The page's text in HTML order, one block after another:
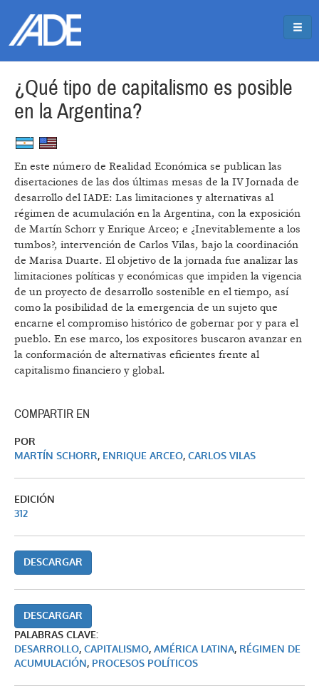
¿Qué tipo de capitalismo es posible
en la Argentina?
En este número de Realidad Económica se publican las
disertaciones de las dos últimas mesas de la IV Jornada de
desarrollo del IADE: Las limitaciones y alternativas al
régimen de acumulación en la Argentina, con la exposición
de Martín Schorr y Enrique Arceo; e ¿Inevitablemente a los
tumbos?, intervención de Carlos Vilas, bajo la coordinación
de Marisa Duarte. El objetivo de la jornada fue analizar las
limitaciones políticas y económicas que impiden la vigencia
de un proyecto de desarrollo sostenible en el tiempo, así
como la posibilidad de la emergencia de un sujeto que
encarne el compromiso histórico de gobernar por y para el
pueblo. En ese marco, los expositores buscaron avanzar en
la conformación de alternativas eficientes frente al
capitalismo financiero y global.
COMPARTIR EN
POR
MARTÍN SCHORR, ENRIQUE ARCEO, CARLOS VILAS
EDICIÓN
312
DESCARGAR
DESCARGAR
PALABRAS CLAVE:
DESARROLLO, CAPITALISMO, AMÉRICA LATINA, RÉGIMEN DE
ACUMULACIÓN, PROCESOS POLÍTICOS